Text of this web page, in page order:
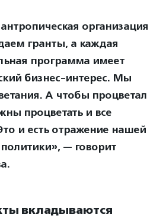
организация
гранты, а каждая
программа имеет
бизнес-интерес. Мы
А чтобы процветал
процветать и все
и есть отражение нашей
— говорит
вкладываются